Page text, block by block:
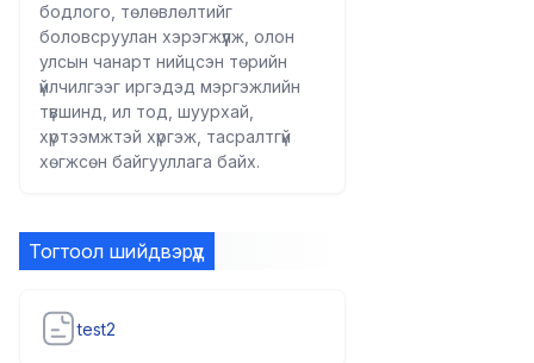
бодлого, төлөвлөлтийг
боловсруулан хэрэгжүүлж, олон
улсын чанарт нийцсэн төрийн
үйлчилгээг иргэдэд мэргэжлийн
түвшинд, ил тод, шуурхай,
хүртээмжтэй хүргэж, тасралтгүй
хөгжсөн байгууллага байх.
Тогтоол шийдвэрүүд
test2